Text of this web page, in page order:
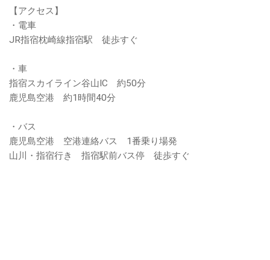
【アクセス】
・電車
JR指宿枕崎線指宿駅 徒歩すぐ
・車
指宿スカイライン谷山IC 約50分
鹿児島空港 約1時間40分
・バス
鹿児島空港 空港連絡バス 1番乗り場発
山川・指宿行き 指宿駅前バス停 徒歩すぐ